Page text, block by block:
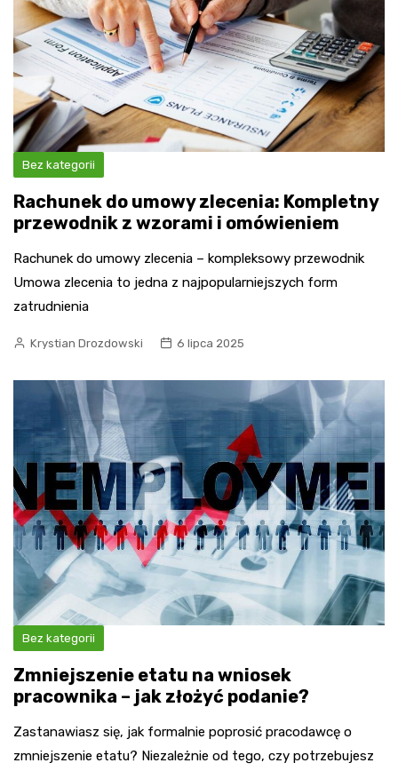
Bez kategorii
Rachunek do umowy zlecenia: Kompletny
przewodnik z wzorami i omówieniem
Rachunek do umowy zlecenia – kompleksowy przewodnik
Umowa zlecenia to jedna z najpopularniejszych form
zatrudnienia
Krystian Drozdowski 6 lipca 2025
Bez kategorii
Zmniejszenie etatu na wniosek
pracownika – jak złożyć podanie?
Zastanawiasz się, jak formalnie poprosić pracodawcę o
zmniejszenie etatu? Niezależnie od tego, czy potrzebujesz